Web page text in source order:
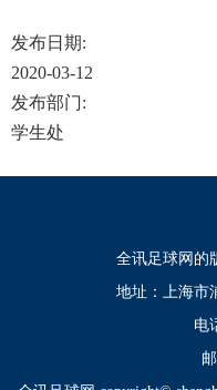
发布日期:
2020-03-12
发布部门:
学生处
全讯足球网的
地址：上海市
电